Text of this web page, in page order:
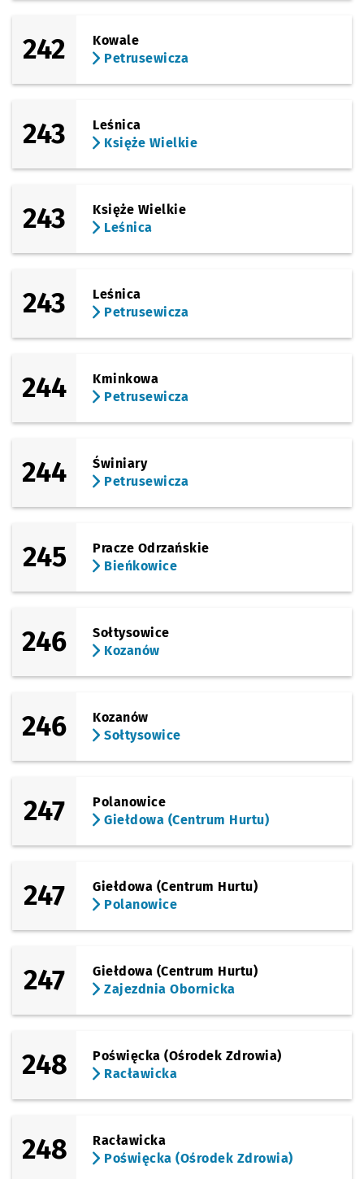
242
Kowale
Petrusewicza
243
Leśnica
Księże Wielkie
243
Księże Wielkie
Leśnica
243
Leśnica
Petrusewicza
244
Kminkowa
Petrusewicza
244
Świniary
Petrusewicza
245
Pracze Odrzańskie
Bieńkowice
246
Sołtysowice
Kozanów
246
Kozanów
Sołtysowice
247
Polanowice
Giełdowa (Centrum Hurtu)
247
Giełdowa (Centrum Hurtu)
Polanowice
247
Giełdowa (Centrum Hurtu)
Zajezdnia Obornicka
248
Poświęcka (Ośrodek Zdrowia)
Racławicka
248
Racławicka
Poświęcka (Ośrodek Zdrowia)